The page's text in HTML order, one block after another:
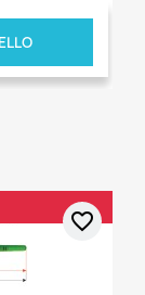
favorite_border